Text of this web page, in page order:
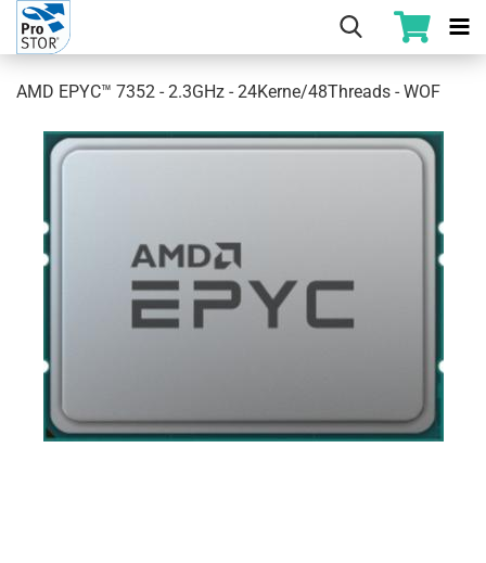
AMD EPYC™ 7352 - 2.3GHz - 24Kerne/48Threads - WOF